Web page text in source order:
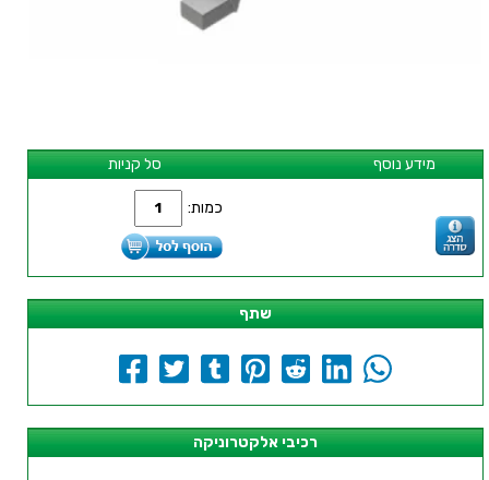
סל קניות מידע נוסף
כמות:
שתף
רכיבי אלקטרוניקה